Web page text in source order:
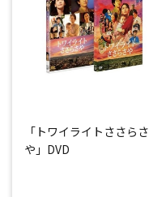
「トワイライトささらさ
や」DVD